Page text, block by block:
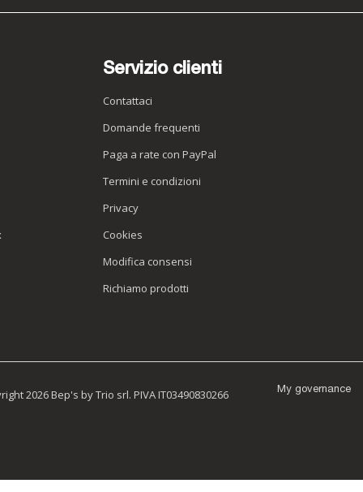
Servizio clienti
Contattaci
Domande frequenti
Paga a rate con PayPal
Termini e condizioni
Privacy
Cookies
Modifica consensi
Richiamo prodotti
My governance
2026 Bep's by Trio srl. PIVA IT03490830266